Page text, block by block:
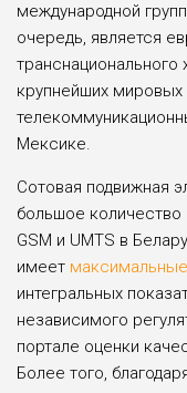
международной
очередь, является
транснационального
крупнейших мировых
Мексике.
Сотовая подвижная
большое количество
GSM и UMTS в
имеет
интегральных
независимого
портале оценки
Более того,